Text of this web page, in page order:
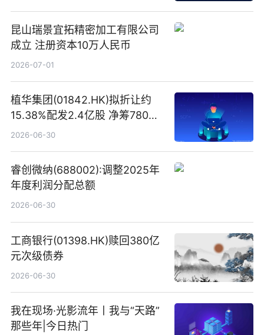
昆山瑞景宜拓精密加工有限公司
成立 注册资本10万人民币
2026-07-01
植华集团(01842.HK)拟折让约
15.38%配发2.4亿股 净筹780万
港元
2026-06-30
睿创微纳(688002):调整2025年
年度利润分配总额
2026-06-30
工商银行(01398.HK)赎回380亿
元次级债券
2026-06-30
我在现场·光影流年丨我与“天路”
那些年|今日热门